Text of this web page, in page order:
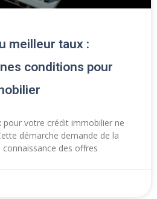
meilleur taux :
conditions pour
pour votre crédit immobilier ne
démarche demande de la
des offres